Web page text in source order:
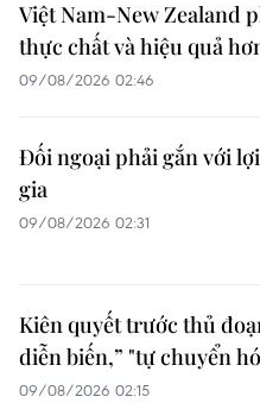
Việt Nam-New Zealand
thực chất và hiệu quả
09/08/2026 02:46
Đối ngoại phải gắn với
gia
09/08/2026 02:31
Kiên quyết trước thủ
diễn biến,” "tự chuyển
09/08/2026 02:15